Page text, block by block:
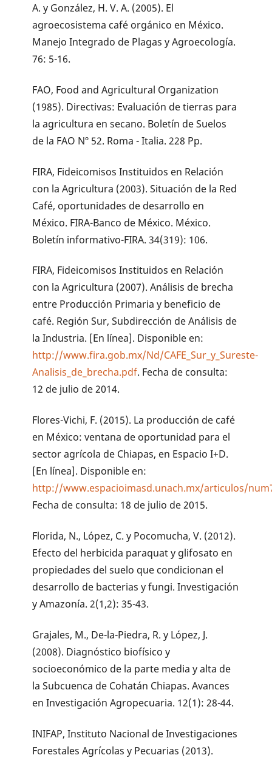
A. y González, H. V. A. (2005). El
agroecosistema café orgánico en México.
Manejo Integrado de Plagas y Agroecología.
76: 5-16.
FAO, Food and Agricultural Organization
(1985). Directivas: Evaluación de tierras para
la agricultura en secano. Boletín de Suelos
de la FAO Nº 52. Roma - Italia. 228 Pp.
FIRA, Fideicomisos Instituidos en Relación
con la Agricultura (2003). Situación de la Red
Café, oportunidades de desarrollo en
México. FIRA-Banco de México. México.
Boletín informativo-FIRA. 34(319): 106.
FIRA, Fideicomisos Instituidos en Relación
con la Agricultura (2007). Análisis de brecha
entre Producción Primaria y beneficio de
café. Región Sur, Subdirección de Análisis de
la Industria. [En línea]. Disponible en:
http://www.fira.gob.mx/Nd/CAFE_Sur_y_Sureste-
Analisis_de_brecha.pdf. Fecha de consulta:
12 de julio de 2014.
Flores-Vichi, F. (2015). La producción de café
en México: ventana de oportunidad para el
sector agrícola de Chiapas, en Espacio I+D.
[En línea]. Disponible en:
http://www.espacioimasd.unach.mx/articulos/
Fecha de consulta: 18 de julio de 2015.
Florida, N., López, C. y Pocomucha, V. (2012).
Efecto del herbicida paraquat y glifosato en
propiedades del suelo que condicionan el
desarrollo de bacterias y fungi. Investigación
y Amazonía. 2(1,2): 35-43.
Grajales, M., De-la-Piedra, R. y López, J.
(2008). Diagnóstico biofísico y
socioeconómico de la parte media y alta de
la Subcuenca de Cohatán Chiapas. Avances
en Investigación Agropecuaria. 12(1): 28-44.
INIFAP, Instituto Nacional de Investigaciones
Forestales Agrícolas y Pecuarias (2013).